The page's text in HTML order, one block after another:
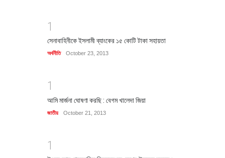
1
সেনাবাহিনীকে ইসলামী ব্যাংকের ১৫ কোটি টাকা সহায়তা
অর্থনীতি October 23, 2013
1
আমি মার্জনা ঘোষণা করছি : বেগম খালেদা জিয়া
জাতীয় October 21, 2013
1